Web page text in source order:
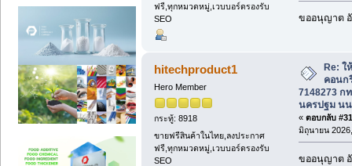
ฟรี,ทุกหมวดหมู่,เวบบอร์ดรองรับ
SEO
ขออนุญาต
hitechproduct1
Hero Member
กระทู้: 8918
ขายฟรีสินค้าในไทย,ลงประกาศ
ฟรี,ทุกหมวดหมู่,เวบบอร์ดรองรับ
SEO
Re: ใ
คอนก
7148273 ก
นครปฐม น
« ตอบกลับ
มิถุนายน
ขออนุญาต